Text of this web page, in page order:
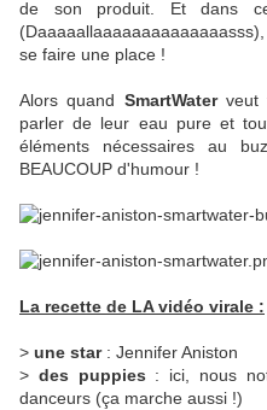
de son produit. Et dans
se faire une place !
Alors quand SmartWaterveut
parler de leur eau pure et
éléments nécessaires au
BEAUCOUP d'humour !
La recette de LA vidéo virale :
> une star: Jennifer Aniston
> des puppies : ici, nous
danceurs (ça marche aussi !)